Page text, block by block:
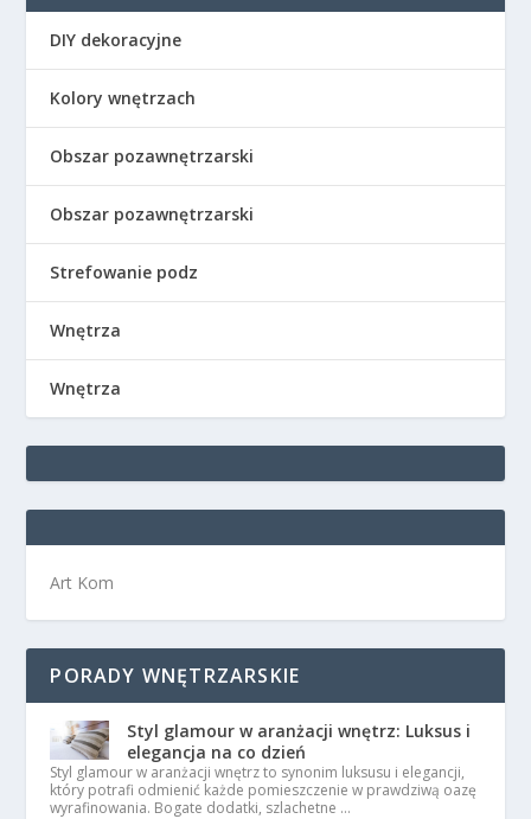
DIY dekoracyjne
Kolory wnętrzach
Obszar pozawnętrzarski
Obszar pozawnętrzarski
Strefowanie podz
Wnętrza
Wnętrza
Art Kom
PORADY WNĘTRZARSKIE
Styl glamour w aranżacji wnętrz: Luksus i
elegancja na co dzień
Styl glamour w aranżacji wnętrz to synonim luksusu i elegancji,
który potrafi odmienić każde pomieszczenie w prawdziwą oazę
wyrafinowania. Bogate dodatki, szlachetne …